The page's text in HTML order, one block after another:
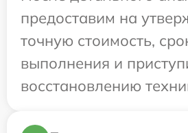
предоставим на
точную стоимость,
выполнения и
восстановлению